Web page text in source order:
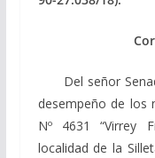
Del señor
desempeño de los
Nº 4631 “Virrey
localidad de la